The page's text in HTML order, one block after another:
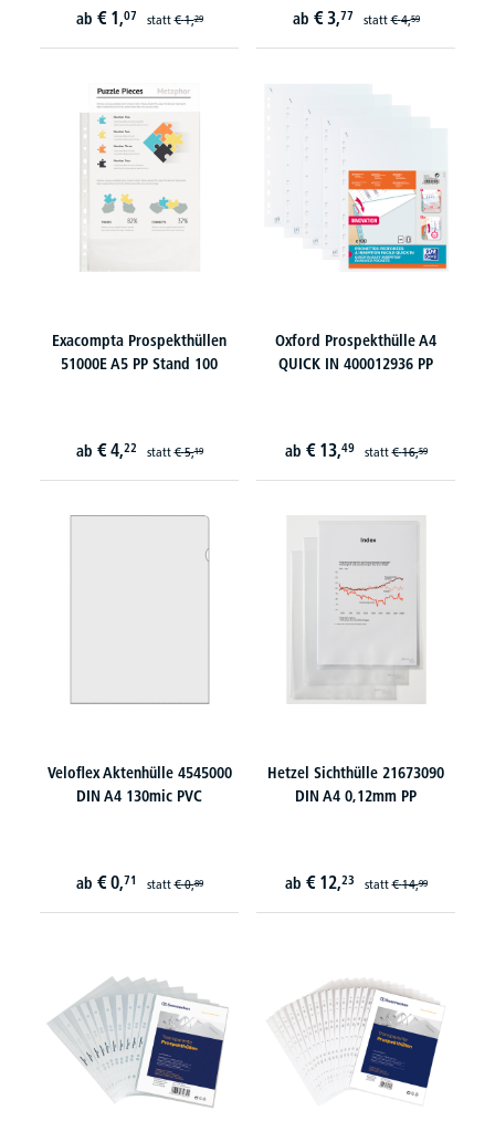
ab € 1,07 statt€ 1,29 ab € 3,77 statt€ 4,59
Exacompta Prospekthüllen
51000E A5 PP Stand 100
ab € 4,22 statt€ 5,19
Oxford Prospekthülle A4
QUICK IN 400012936 PP
ab € 13,49 statt€ 16,59
Veloflex Aktenhülle 4545000
DIN A4 130mic PVC
ab € 0,71 statt€ 0,89
Hetzel Sichthülle 21673090
DIN A4 0,12mm PP
ab € 12,23 statt€ 14,99